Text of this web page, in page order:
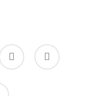
whatsapp tiktok